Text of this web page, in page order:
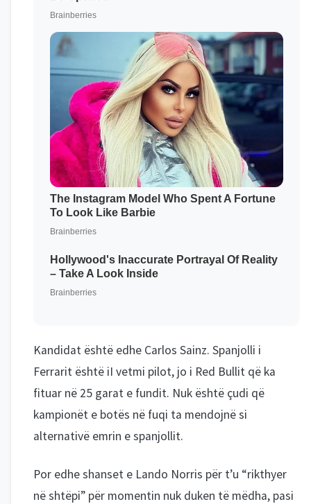
Kandidat është edhe Carlos Sainz. Spanjolli i
Ferrarit është iI vetmi pilot, jo i Red Bullit që ka
fituar në 25 garat e fundit. Nuk është çudi që
kampionët e botës në fuqi ta mendojnë si
alternativë emrin e spanjollit.
Por edhe shanset e Lando Norris për t’u “rikthyer
në shtëpi” për momentin nuk duken të mëdha, pasi